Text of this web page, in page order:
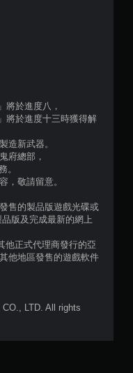
則
將於進度八，
將於進度十三時獲得解
造新武器。
府總部，
。
，敬請留意。
售的製品版遊戲光碟或
版及完成最新的網上
他正式代理商發行的亞
他地區發售的遊戲軟件
LTD. All rights